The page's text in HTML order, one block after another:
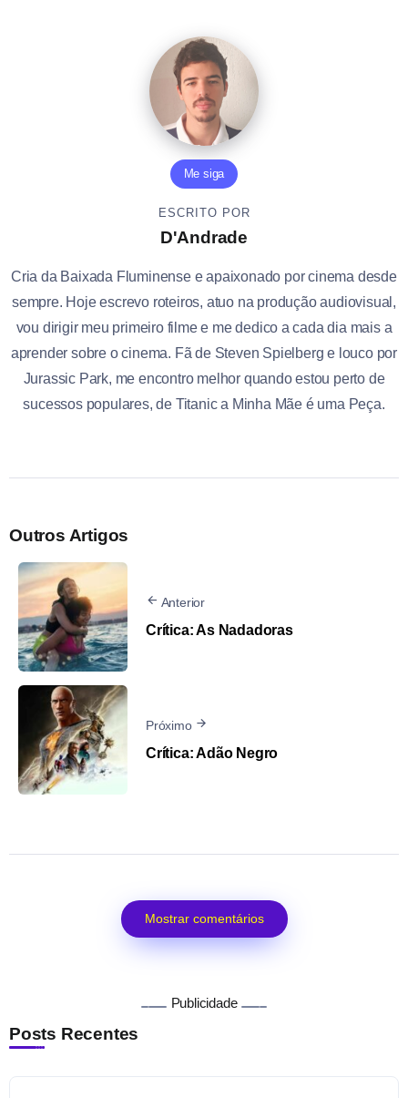
Me siga
ESCRITO POR
D'Andrade
Cria da Baixada Fluminense e apaixonado por cinema desde
sempre. Hoje escrevo roteiros, atuo na produção audiovisual,
vou dirigir meu primeiro filme e me dedico a cada dia mais a
aprender sobre o cinema. Fã de Steven Spielberg e louco por
Jurassic Park, me encontro melhor quando estou perto de
sucessos populares, de Titanic a Minha Mãe é uma Peça.
Outros Artigos
Anterior
Crítica: As Nadadoras
Próximo
Crítica: Adão Negro
Mostrar comentários
Publicidade
Posts Recentes